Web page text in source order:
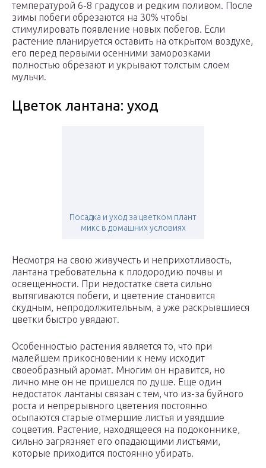
температурой 6-8 градусов и редким поливом. После
зимы побеги обрезаются на 30% чтобы
стимулировать появление новых побегов. Если
растение планируется оставить на открытом воздухе,
его перед первыми осенними заморозками
полностью обрезают и укрывают толстым слоем
мульчи.
Цветок лантана: уход
Посадка и уход за цветком плант
микс в домашних условиях
Несмотря на свою живучесть и неприхотливость,
лантана требовательна к плодородию почвы и
освещенности. При недостатке света сильно
вытягиваются побеги, и цветение становится
скудным, непродолжительным, а уже раскрывшиеся
цветки быстро увядают.
Особенностью растения является то, что при
малейшем прикосновении к нему исходит
своеобразный аромат. Многим он нравится, но
лично мне он не пришелся по душе. Еще один
недостаток лантаны связан с тем, что из-за буйного
роста и непрерывного цветения постоянно
осыпаются старые отмершие листья и увядшие
соцветия. Растение, находящееся на подоконнике,
сильно загрязняет его опадающими листьями,
которые приходится постоянно убирать.